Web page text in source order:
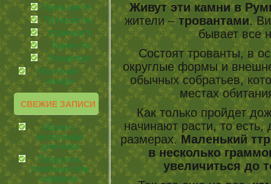
Происшествия
Путешествия
странности
Торжества
Угощаемся!
Растения-
лекари
СВЕЖИЕ ЗАПИСИ
Маски с
желатином
для кожи
Продукты,
полезные при
варикозе
Живут эти камни в
жители –тровантами.
бывает все
Состоят трованты, в
округлые формы и
обычных собратьев,
местах
Как только пройдет
начинают расти, то есть,
размерах.Маленький
в несколько
увеличиться до